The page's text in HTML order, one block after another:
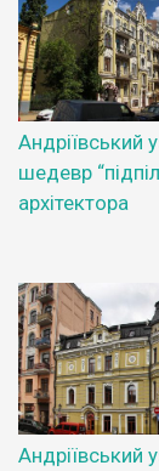
Андріївський
шедевр
архітектора
Андріївський